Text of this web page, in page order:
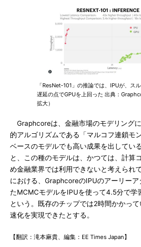
「ResNet-101」の推論では、IPUが、ス
遅延の点でGPUを上回った 出典：
拡大）
Graphcoreは、金融市場のモデリング
的アルゴリズムである「マルコフ連鎖モ
ベースのモデルでも高い成果を出してい
と、この種のモデルは、かつては、計算
め金融業界では利用できないと考えられ
における、GraphcoreのIPUのアーリー
たMCMCモデルをIPUを使って4.5分で学
という。既存のチップでは2時間かかっ
速化を実現できたとする。
【翻訳：滝本麻貴、編集：EE Times Japan】